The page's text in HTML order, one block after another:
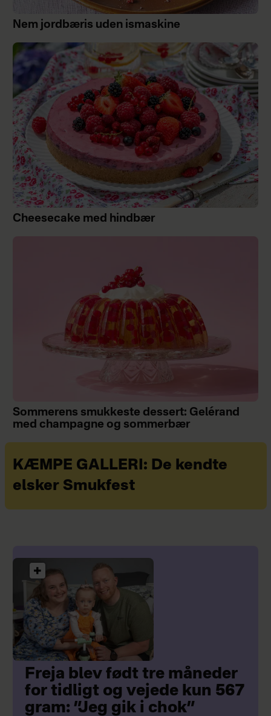
Nem jordbæris uden ismaskine
Cheesecake med hindbær
Sommerens smukkeste dessert: Gelérand
med champagne og sommerbær
KÆMPE GALLERI: De kendte
elsker Smukfest
Freja blev født tre måneder
for tidligt og vejede kun 567
gram: ”Jeg gik i chok”